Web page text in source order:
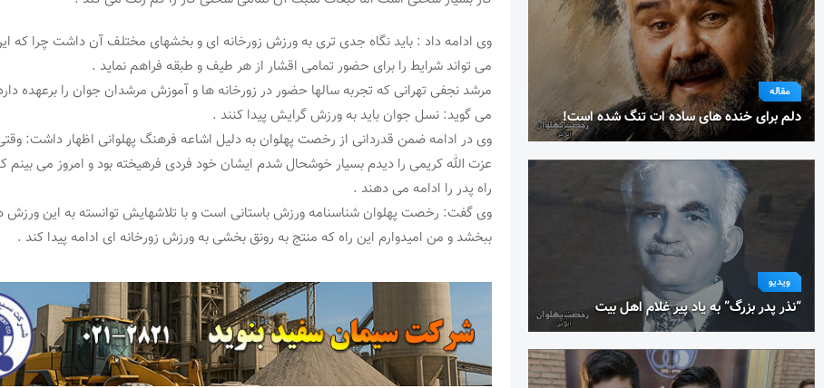
مقاله
دلم برای خنده های ساده ات تنگ شده است!
ویدیو
“نذر پدر بزرگ” به یاد پیر غلام اهل بیت
وی ادامه داد : باید نگاه جدی تری به ورزش زورخانه ای و بخشهای مختلف آن داشت چرا که
می تواند شرایط را برای حضور تمامی اقشار از هر طیف و طبقه فراهم نماید .
مرشد نجفی تهرانی که تجربه سالها حضور در زورخانه ها و آموزش مرشدان جوان را برعهده
می گوید: نسل جوان باید به ورزش گرایش پیدا کنند .
وی در ادامه ضمن قدردانی از رخصت پهلوان به دلیل اشاعه فرهنگ پهلوانی اظهار داشت:
عزت الله کریمی را دیدم بسیار خوشحال شدم ایشان خود فردی فرهیخته بود و امروز می بینم
راه پدر را ادامه می دهند .
وی گفت: رخصت پهلوان شناسنامه ورزش باستانی است و با تلاشهایش توانسته به این
ببخشد و من امیدوارم این راه که منتج به رونق بخشی به ورزش زورخانه ای ادامه پیدا کند .